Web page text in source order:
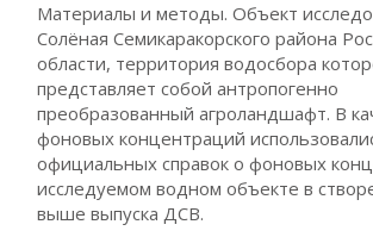
Материалы и методы. Объект
Солёная Семикаракорского района
области, территория водосбора
представляет собой антропогенно
преобразованный агроландшафт. В
фоновых концентраций
официальных справок о фоновых
исследуемом водном объекте в
выше выпуска ДСВ.